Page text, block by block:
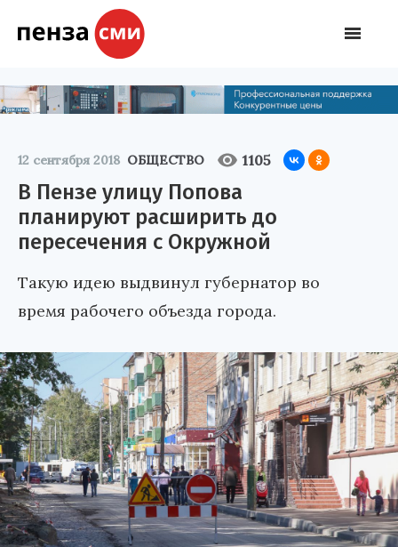
12 сентября 2018 ОБЩЕСТВО 1105
В Пензе улицу Попова
планируют расширить до
пересечения с Окружной
Такую идею выдвинул губернатор во
время рабочего объезда города.